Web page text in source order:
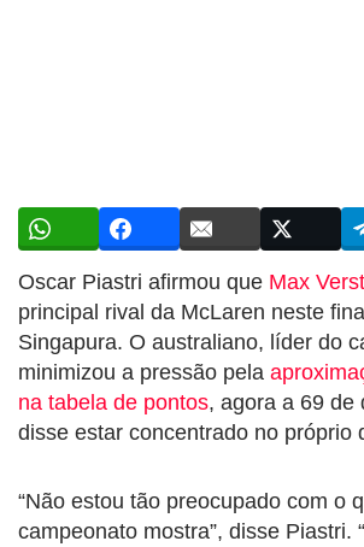
Oscar Piastri afirmou que Max
principal rival da McLaren neste
Singapura. O australiano, líder do
minimizou a pressão pela
na tabela de pontos, agora a 69 de
disse estar concentrado no próprio
“Não estou tão preocupado com o
campeonato mostra”, disse Piastri.